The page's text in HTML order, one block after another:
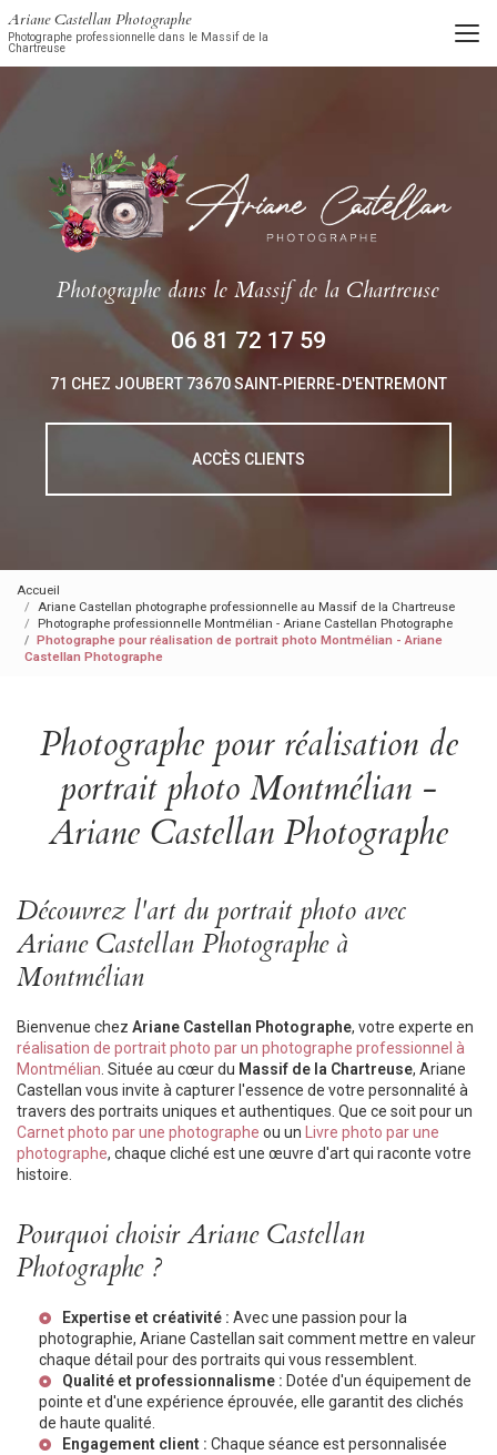
au
contenu
Ariane Castellan Photographe
Photographe professionnelle dans le Massif de la
Chartreuse
Photographedans le Massif de la Chartreuse
06 81 72 17 59
71 CHEZ JOUBERT 73670 SAINT-PIERRE-D'ENTREMONT
ACCÈS CLIENTS
Accueil
Ariane Castellan photographe professionnelle au Massif de la Chartreuse
Photographe professionnelle Montmélian - Ariane Castellan Photographe
Photographe pour réalisation de portrait photo Montmélian - Ariane
Castellan Photographe
Photographe pour réalisation de
portrait photo Montmélian -
Ariane Castellan Photographe
Découvrez l'art du portrait photo avec
Ariane Castellan Photographe à
Montmélian
Bienvenue chez Ariane Castellan Photographe, votre experte en
réalisation de portrait photo par un photographe professionnel à
Montmélian . Située au cœur du Massif de la Chartreuse, Ariane
Castellan vous invite à capturer l'essence de votre personnalité à
travers des portraits uniques et authentiques. Que ce soit pour un
Carnet photo par une photographe ou un
Livre photo par une
photographe, chaque cliché est une œuvre d'art qui raconte votre
histoire.
Pourquoi choisir Ariane Castellan
Photographe ?
Expertise et créativité : Avec une passion pour la
photographie, Ariane Castellan sait comment mettre en valeur
chaque détail pour des portraits qui vous ressemblent.
Qualité et professionnalisme : Dotée d'un équipement de
pointe et d'une expérience éprouvée, elle garantit des clichés
de haute qualité.
Engagement client : Chaque séance est personnalisée